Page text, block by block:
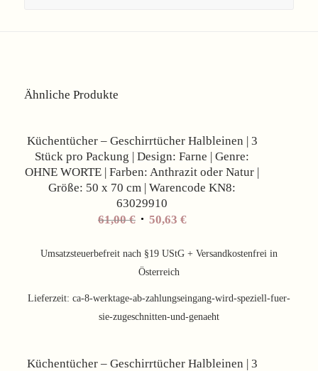
Ähnliche Produkte
Küchentücher – Geschirrtücher Halbleinen | 3
Stück pro Packung | Design: Farne | Genre:
OHNE WORTE | Farben: Anthrazit oder Natur |
Größe: 50 x 70 cm | Warencode KN8:
63029910
61,00€ 50,63 €
Umsatzsteuerbefreit nach §19 UStG + Versandkostenfrei in
Österreich
Lieferzeit: ca-8-werktage-ab-zahlungseingang-wird-speziell-fuer-
sie-zugeschnitten-und-genaeht
Küchentücher – Geschirrtücher Halbleinen | 3